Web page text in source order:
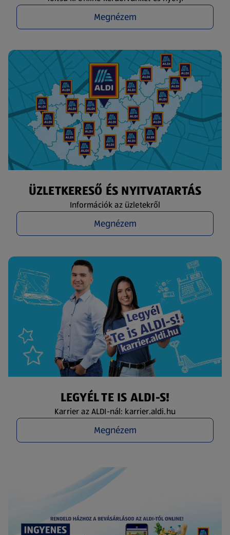
Megnézem
ÜZLETKERESŐ ÉS NYITVATARTÁS
Információk az üzletekről
Megnézem
LEGYÉL TE IS ALDI-S!
Karrier az ALDI-nál: karrier.aldi.hu
Megnézem